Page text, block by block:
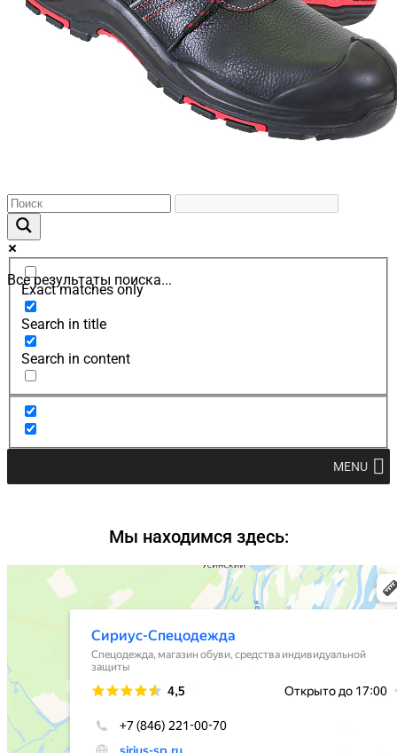
Все результаты поиска...
Exact matches only
Search in title
Search in content
MENU
Мы находимся здесь: